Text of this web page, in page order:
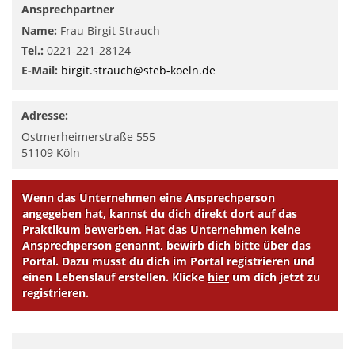
Ansprechpartner
Name: Frau Birgit Strauch
Tel.: 0221-221-28124
E-Mail: birgit.strauch@steb-koeln.de
Adresse:
Ostmerheimerstraße 555
51109 Köln
Wenn das Unternehmen eine Ansprechperson
angegeben hat, kannst du dich direkt dort auf das
Praktikum bewerben. Hat das Unternehmen keine
Ansprechperson genannt, bewirb dich bitte über das
Portal. Dazu musst du dich im Portal registrieren und
einen Lebenslauf erstellen. Klicke hier um dich jetzt zu
registrieren.